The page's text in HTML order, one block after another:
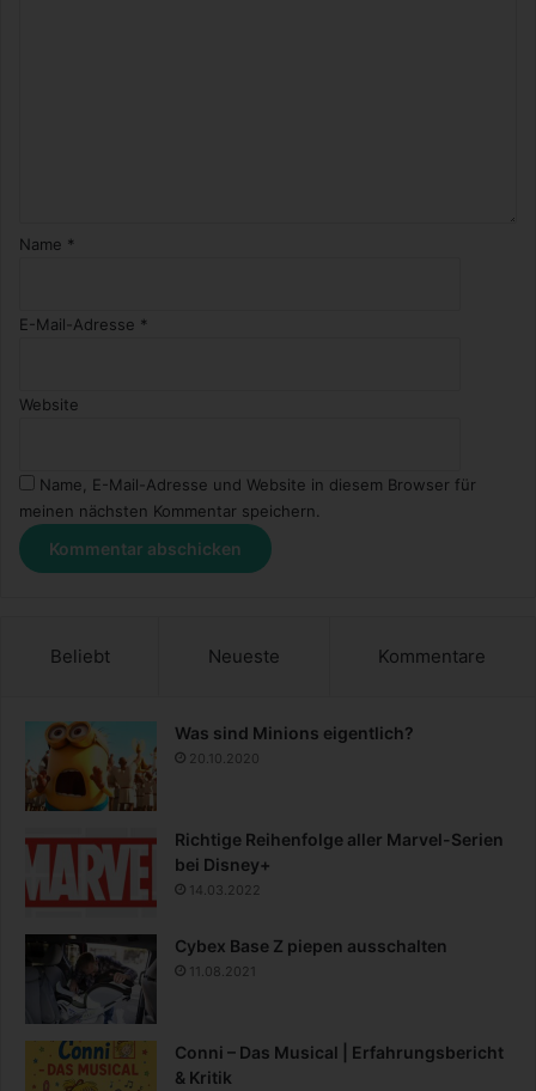
Name *
E-Mail-Adresse *
Website
Name, E-Mail-Adresse und Website in diesem Browser für
meinen nächsten Kommentar speichern.
Beliebt Neueste Kommentare
Was sind Minions eigentlich?
20.10.2020
Richtige Reihenfolge aller Marvel-Serien
bei Disney+
14.03.2022
Cybex Base Z piepen ausschalten
11.08.2021
Conni – Das Musical | Erfahrungsbericht
& Kritik